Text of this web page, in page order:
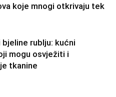
koje mnogi otkrivaju tek
rublju: kućni
mogu osvježiti i
tkanine